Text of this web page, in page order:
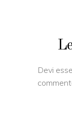
Devi